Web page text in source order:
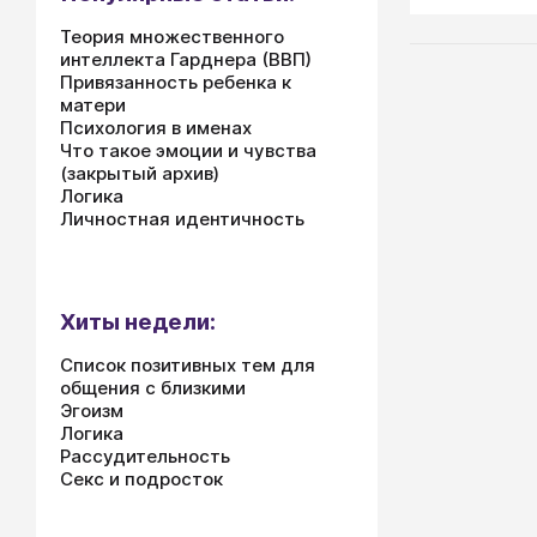
Теория множественного
интеллекта Гарднера (ВВП)
Привязанность ребенка к
матери
Психология в именах
Что такое эмоции и чувства
(закрытый архив)
Логика
Личностная идентичность
Хиты недели:
Список позитивных тем для
общения с близкими
Эгоизм
Логика
Рассудительность
Секс и подросток